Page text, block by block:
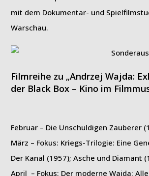
mit dem Dokumentar- und
Warschau.
Filmreihe zu „Andrzej Wajda:
der Black Box – Kino im
Februar – Die Unschuldigen Zauberer
März – Fokus: Kriegs-Trilogie: Eine
Der Kanal (1957); Asche und Diamant
April – Fokus: Der moderne Wajda: